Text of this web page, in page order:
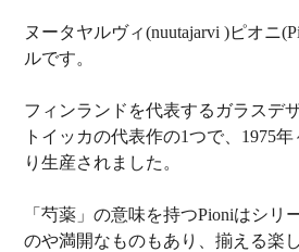
ヌータヤルヴィ(nuutajarvi )ピオニ
ルです。
フィンランドを代表するガラスデ
トイッカの代表作の1つで、1975
り生産されました。
「芍薬」の意味を持つPioniはシリ
のや満開なものもあり、揃える楽